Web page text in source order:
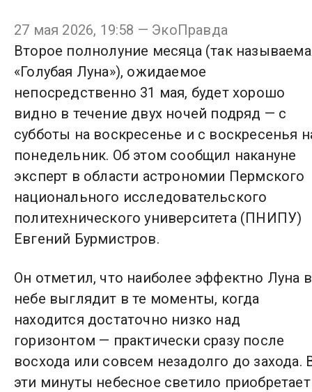
27 мая 2026, 19:58 — ЭкоПравда
Второе полнолуние месяца (так
«Голубая Луна»), ожидаемое
непосредственно 31 мая, будет хорошо
видно в течение двух ночей подряд — с
субботы на воскресенье и с воскресенья
понедельник. Об этом сообщил накануне
эксперт в области астрономии Пермского
национального исследовательского
политехнического университета (ПНИПУ)
Евгений Бурмистров.
Он отметил, что наиболее эффектно Луна в
небе выглядит в те моменты, когда
находится достаточно низко над
горизонтом — практически сразу после
восхода или совсем незадолго до захода.
эти минуты небесное светило приобретает